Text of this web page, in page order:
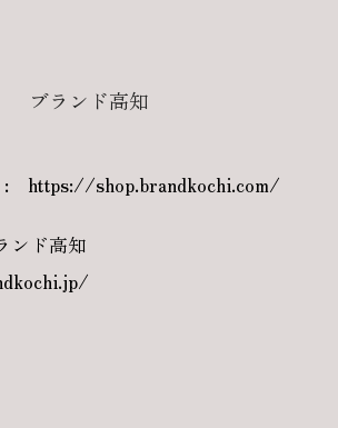
ブランド高知
: https://shop.brandkochi.com/
ンド高知